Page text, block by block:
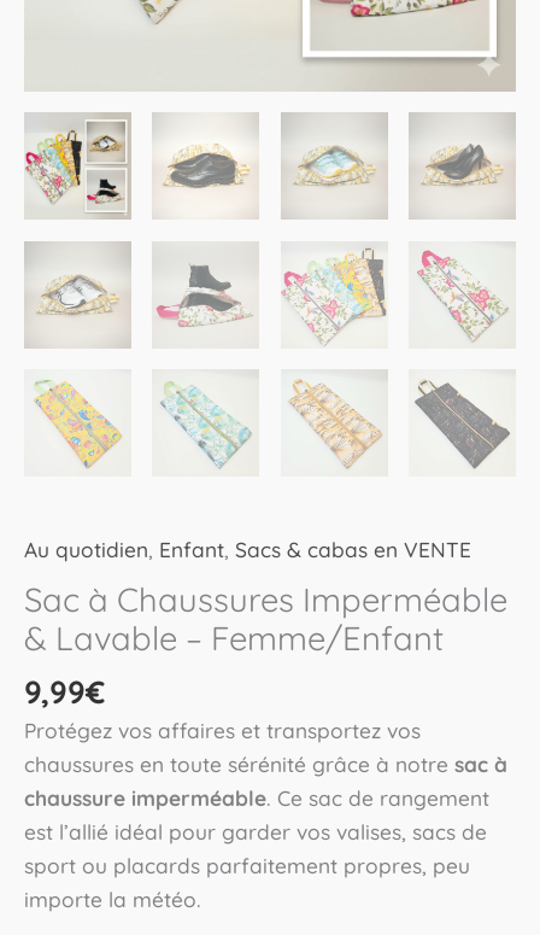
Au quotidien, Enfant, Sacs & cabas en VENTE
Sac à Chaussures Imperméable
& Lavable – Femme/Enfant
9,99€
Protégez vos affaires et transportez vos
chaussures en toute sérénité grâce à notre sac à
chaussure imperméable. Ce sac de rangement
est l’allié idéal pour garder vos valises, sacs de
sport ou placards parfaitement propres, peu
importe la météo.